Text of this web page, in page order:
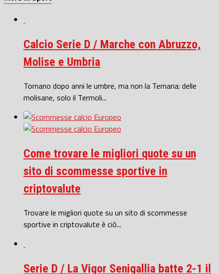
Calcio Serie D / Marche con Abruzzo,
Molise e Umbria
Tornano dopo anni le umbre, ma non la Ternana: delle
molisane, solo il Termoli...
Come trovare le migliori quote su un
sito di scommesse sportive in
criptovalute
Trovare le migliori quote su un sito di scommesse
sportive in criptovalute è ciò...
Serie D / La Vigor Senigallia batte 2-1 il